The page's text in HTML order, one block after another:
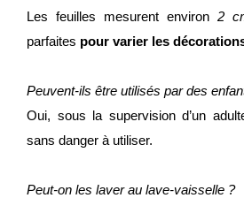
Les feuilles mesurent environ 2
parfaites pour varier les
Peuvent-ils être utilisés par des
Oui, sous la supervision d’un
sans danger à utiliser.
Peut-on les laver au lave-vaisselle ?